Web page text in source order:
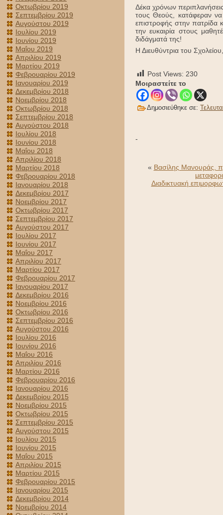
Οκτωβρίου 2019
Σεπτεμβρίου 2019
Αυγούστου 2019
Ιουλίου 2019
Ιουνίου 2019
Μαΐου 2019
Απριλίου 2019
Μαρτίου 2019
Φεβρουαρίου 2019
Ιανουαρίου 2019
Δεκεμβρίου 2018
Νοεμβρίου 2018
Οκτωβρίου 2018
Σεπτεμβρίου 2018
Αυγούστου 2018
Ιουλίου 2018
Ιουνίου 2018
Μαΐου 2018
Απριλίου 2018
Μαρτίου 2018
Φεβρουαρίου 2018
Ιανουαρίου 2018
Δεκεμβρίου 2017
Νοεμβρίου 2017
Οκτωβρίου 2017
Σεπτεμβρίου 2017
Αυγούστου 2017
Ιουλίου 2017
Ιουνίου 2017
Μαΐου 2017
Απριλίου 2017
Μαρτίου 2017
Φεβρουαρίου 2017
Ιανουαρίου 2017
Δεκεμβρίου 2016
Νοεμβρίου 2016
Οκτωβρίου 2016
Σεπτεμβρίου 2016
Αυγούστου 2016
Ιουλίου 2016
Ιουνίου 2016
Μαΐου 2016
Απριλίου 2016
Μαρτίου 2016
Φεβρουαρίου 2016
Ιανουαρίου 2016
Δεκεμβρίου 2015
Νοεμβρίου 2015
Οκτωβρίου 2015
Σεπτεμβρίου 2015
Αυγούστου 2015
Ιουλίου 2015
Ιουνίου 2015
Μαΐου 2015
Απριλίου 2015
Μαρτίου 2015
Φεβρουαρίου 2015
Ιανουαρίου 2015
Δεκεμβρίου 2014
Νοεμβρίου 2014
Δέκα χρόνων
τους Θεούς, κατάφεραν
επιστροφής στην πατρίδα
την ευκαιρία στους
διδάγματά της!
Η Διευθύντρια του
Post Views: 230
Μοιραστείτε το
Δημοσιεύθηκε σε:
-
« Βασίλης Μανουράς,
Διαδικτυακή